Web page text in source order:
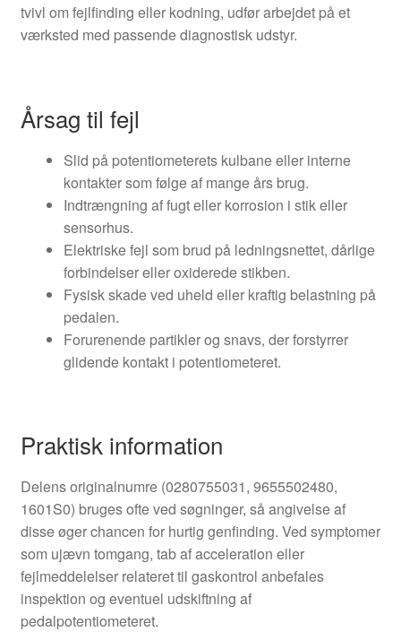
tvivl om fejlfinding eller kodning, udfør arbejdet på et
værksted med passende diagnostisk udstyr.
Årsag til fejl
Slid på potentiometerets kulbane eller interne
kontakter som følge af mange års brug.
Indtrængning af fugt eller korrosion i stik eller
sensorhus.
Elektriske fejl som brud på ledningsnettet, dårlige
forbindelser eller oxiderede stikben.
Fysisk skade ved uheld eller kraftig belastning på
pedalen.
Forurenende partikler og snavs, der forstyrrer
glidende kontakt i potentiometeret.
Praktisk information
Delens originalnumre (0280755031, 9655502480,
1601S0) bruges ofte ved søgninger, så angivelse af
disse øger chancen for hurtig genfinding. Ved symptomer
som ujævn tomgang, tab af acceleration eller
fejlmeddelelser relateret til gaskontrol anbefales
inspektion og eventuel udskiftning af
pedalpotentiometeret.